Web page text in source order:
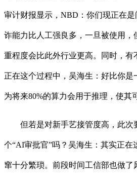
审计财报显示，NBD：你们现正在是
诈能力比人工强良多，一旦被使用，
重程度会比此外行业更高。同时，有
正在这个过程中，吴海生：好比你是
为将来80%的算力会用于推理，使其
但若是对新手艺接管度高，此次
个“AI审批官”吗？吴海生：其实正在
窜十分繁琐。前段时间工信部也做了